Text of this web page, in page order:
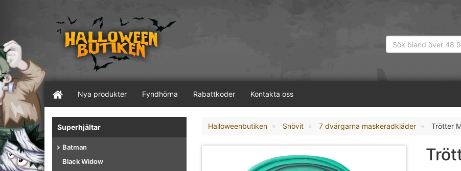
Nya produkter Fyndhörna Rabattkoder Kontakta oss
Superhjältar
Batman
Black Widow
Halloweenbutiken Snövit 7 dvärgarna maskeradkläder Trötter